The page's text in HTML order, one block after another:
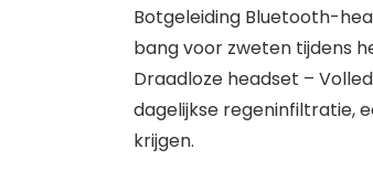
Botgeleiding Bluetooth-
bang voor zweten tijdens
Draadloze headset –
dagelijkse regeninfiltratie,
krijgen.